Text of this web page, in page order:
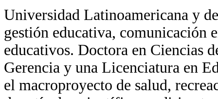
Universidad Latinoamericana y
gestión educativa, comunicación
educativos. Doctora en Ciencias
Gerencia y una Licenciatura en
el macroproyecto de salud,